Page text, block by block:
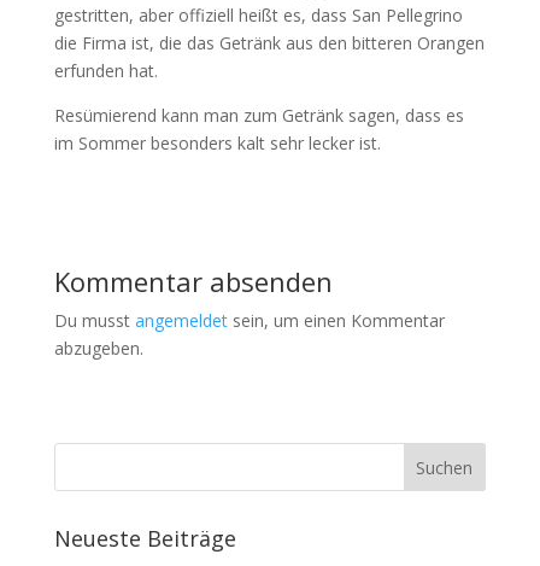
gestritten, aber offiziell heißt es, dass San Pellegrino
die Firma ist, die das Getränk aus den bitteren Orangen
erfunden hat.
Resümierend kann man zum Getränk sagen, dass es
im Sommer besonders kalt sehr lecker ist.
Kommentar absenden
Du musst angemeldetsein, um einen Kommentar
abzugeben.
Neueste Beiträge